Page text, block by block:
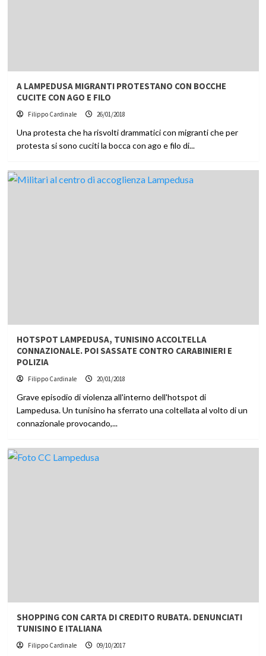
A LAMPEDUSA MIGRANTI PROTESTANO CON BOCCHE
CUCITE CON AGO E FILO
Filippo Cardinale 26/01/2018
Una protesta che ha risvolti drammatici con migranti che per
protesta si sono cuciti la bocca con ago e filo di...
HOTSPOT LAMPEDUSA, TUNISINO ACCOLTELLA
CONNAZIONALE. POI SASSATE CONTRO CARABINIERI E
POLIZIA
Filippo Cardinale 20/01/2018
Grave episodio di violenza all'interno dell'hotspot di
Lampedusa. Un tunisino ha sferrato una coltellata al volto di un
connazionale provocando,...
SHOPPING CON CARTA DI CREDITO RUBATA. DENUNCIATI
TUNISINO E ITALIANA
Filippo Cardinale 09/10/2017